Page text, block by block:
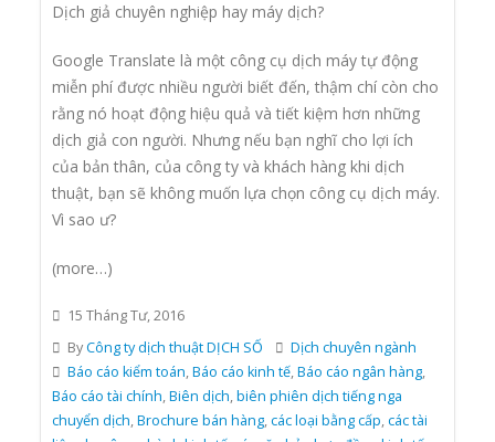
Dịch giả chuyên nghiệp hay máy dịch?
Google Translate là một công cụ dịch máy tự động
miễn phí được nhiều người biết đến, thậm chí còn cho
rằng nó hoạt động hiệu quả và tiết kiệm hơn những
dịch giả con người. Nhưng nếu bạn nghĩ cho lợi ích
của bản thân, của công ty và khách hàng khi dịch
thuật, bạn sẽ không muốn lựa chọn công cụ dịch máy.
Vì sao ư?
(more…)
15 Tháng Tư, 2016
ByCông ty dịch thuật DỊCH SỐ
Dịch chuyên ngành
Báo cáo kiểm toán,Báo cáo kinh tế,Báo cáo ngân hàng,
Báo cáo tài chính,Biên dịch,biên phiên dịch tiếng nga
chuyển dịch,Brochure bán hàng,các loại bằng cấp,các tài